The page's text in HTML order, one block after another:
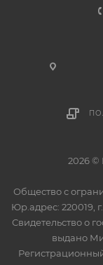
2026 ©
Общество с
Юр.адрес: 220019,
Свидетельство о
выдано